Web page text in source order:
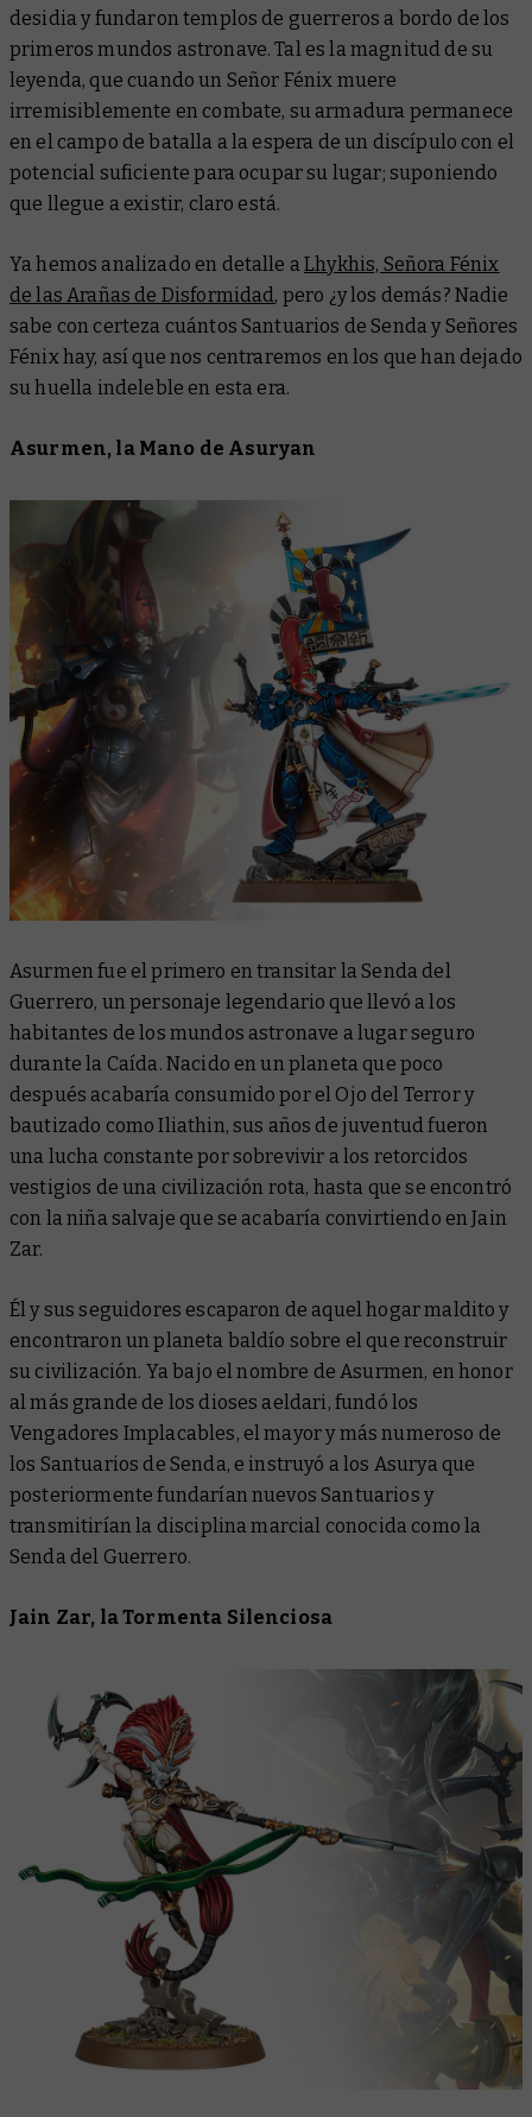
desidia y fundaron templos de guerreros a bordo de los
primeros mundos astronave. Tal es la magnitud de su
leyenda, que cuando un Señor Fénix muere
irremisiblemente en combate, su armadura permanece
en el campo de batalla a la espera de un discípulo con el
potencial suficiente para ocupar su lugar; suponiendo
que llegue a existir, claro está.
Ya hemos analizado en detalle aLhykhis, Señora Fénix
de las Arañas de Disformidad , pero ¿y los demás? Nadie
sabe con certeza cuántos Santuarios de Senda y Señores
Fénix hay, así que nos centraremos en los que han dejado
su huella indeleble en esta era.
Asurmen, la Mano de Asuryan
Asurmen fue el primero en transitar la Senda del
Guerrero, un personaje legendario que llevó a los
habitantes de los mundos astronave a lugar seguro
durante la Caída. Nacido en un planeta que poco
después acabaría consumido por el Ojo del Terror y
bautizado como Iliathin, sus años de juventud fueron
una lucha constante por sobrevivir a los retorcidos
vestigios de una civilización rota, hasta que se encontró
con la niña salvaje que se acabaría convirtiendo en Jain
Zar.
Él y sus seguidores escaparon de aquel hogar maldito y
encontraron un planeta baldío sobre el que reconstruir
su civilización. Ya bajo el nombre de Asurmen, en honor
al más grande de los dioses aeldari, fundó los
Vengadores Implacables, el mayor y más numeroso de
los Santuarios de Senda, e instruyó a los Asurya que
posteriormente fundarían nuevos Santuarios y
transmitirían la disciplina marcial conocida como la
Senda del Guerrero.
Jain Zar, la Tormenta Silenciosa